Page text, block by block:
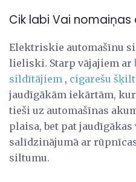
Cik labi Vai
Elektriskie automašīnu
lieliski. Starp vājajiem ar
sildītājiem , cigarešu
jaudīgākām iekārtām,
tieši uz automašīnas
plaisa, bet pat
salīdzinājumā ar
siltumu.